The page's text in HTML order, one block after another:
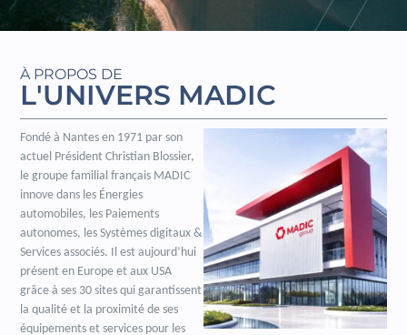
À PROPOS DE
L'UNIVERS MADIC
Fondé à Nantes en 1971 par son
actuel Président Christian Blossier,
le groupe familial français MADIC
innove dans les Énergies
automobiles, les Paiements
autonomes, les Systèmes digitaux &
Services associés. Il est aujourd’hui
présent en Europe et aux USA
grâce à ses 30 sites qui garantissent
la qualité et la proximité de ses
équipements et services pour les